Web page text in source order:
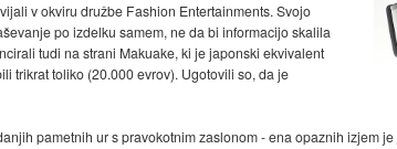
v okviru družbe Fashion Entertainments. Svojo
po izdelku samem, ne da bi informacijo skalila
tudi na strani Makuake, ki je japonski ekvivalent
trikrat toliko (20.000 evrov). Ugotovili so, da je
pametnih ur s pravokotnim zaslonom - ena opaznih izjem je